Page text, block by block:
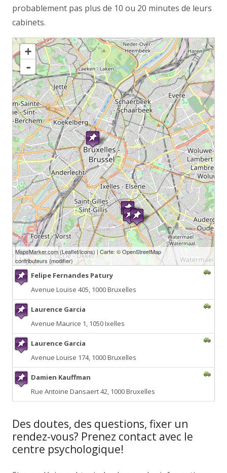
probablement pas plus de 10 ou 20 minutes de leurs
cabinets.
chargement de la carte - veuillez patienter...
+
-
2 km
1 mi
MapsMarker.com (Leaflet/icons) | Carte: ©OpenStreetMap
contributeurs (modifier)
Felipe Fernandes Patury
Avenue Louise 405, 1000 Bruxelles
Laurence Garcia
Avenue Maurice 1, 1050 Ixelles
Laurence Garcia
Avenue Louise 174, 1000 Bruxelles
Damien Kauffman
Rue Antoine Dansaert 42, 1000 Bruxelles
Des doutes, des questions, fixer un
rendez-vous? Prenez contact avec le
centre psychologique!